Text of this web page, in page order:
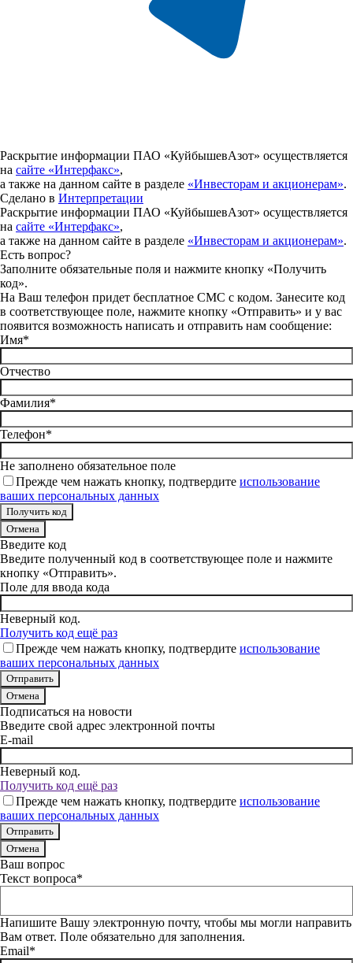
Раскрытие информации ПАО «КуйбышевАзот» осуществляется
на сайте «Интерфакс»,
а также на данном сайте в разделе «Инвесторам и акционерам».
Сделано в Интерпретации
Раскрытие информации ПАО «КуйбышевАзот» осуществляется
на сайте «Интерфакс»,
а также на данном сайте в разделе «Инвесторам и акционерам».
Есть вопрос?
Заполните обязательные поля и нажмите кнопку «Получить
код».
На Ваш телефон придет бесплатное СМС с кодом. Занесите код
в соответствующее поле, нажмите кнопку «Отправить» и у вас
появится возможность написать и отправить нам сообщение:
Имя*
Отчество
Фамилия*
Телефон*
Не заполнено обязательное поле
Прежде чем нажать кнопку, подтвердите использование
ваших персональных данных
Отмена
Введите код
Введите полученный код в соответствующее поле и нажмите
кнопку «Отправить».
Поле для ввода кода
Неверный код.
Получить код ещё раз
Прежде чем нажать кнопку, подтвердите использование
ваших персональных данных
Отмена
Подписаться на новости
Введите свой адрес электронной почты
E-mail
Неверный код.
Получить код ещё раз
Прежде чем нажать кнопку, подтвердите использование
ваших персональных данных
Отмена
Ваш вопрос
Текст вопроса*
Напишите Вашу электронную почту, чтобы мы могли направить
Вам ответ. Поле обязательно для заполнения.
Email*